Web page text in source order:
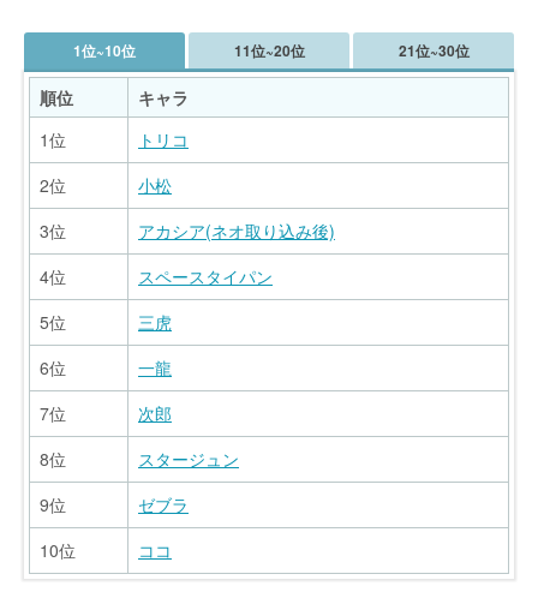
1位~10位
順位
キャラ
1位
トリコ
2位
小松
3位
アカシア(ネオ取り込み後)
4位
スペースタイパン
5位
三虎
6位
一龍
7位
次郎
8位
スタージュン
9位
ゼブラ
10位
ココ
11位~20位 21位~30位